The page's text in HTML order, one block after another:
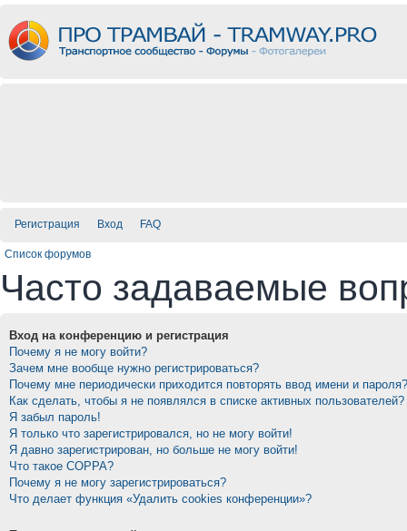
Регистрация Вход FAQ
Список форумов
Часто задаваемые
Вход на конференцию и регистрация
Почему я не могу войти?
Зачем мне вообще нужно регистрироваться?
Почему мне периодически приходится повторять ввод имени и пароля?
Как сделать, чтобы я не появлялся в списке активных пользователей?
Я забыл пароль!
Я только что зарегистрировался, но не могу войти!
Я давно зарегистрирован, но больше не могу войти!
Что такое COPPA?
Почему я не могу зарегистрироваться?
Что делает функция «Удалить cookies конференции»?